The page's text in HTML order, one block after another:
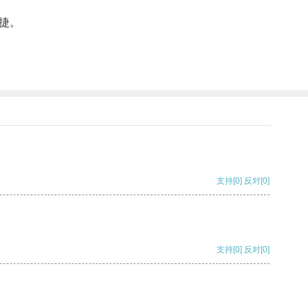
。
支持[0] 反对[0]
支持[0] 反对[0]